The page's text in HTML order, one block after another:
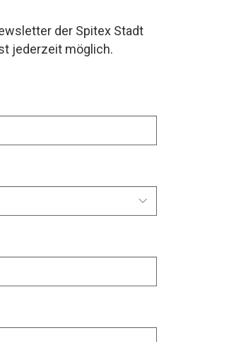
der Spitex Stadt
jederzeit möglich.